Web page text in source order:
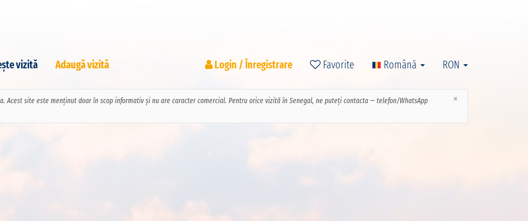
vizită Adaugă vizită Login / Înregistrare Favorite Română RON
×
Acest site este menținut doar în scop informativ și nu are caracter comercial. Pentru orice vizită în Senegal, ne puteți contacta — telefon/WhatsApp